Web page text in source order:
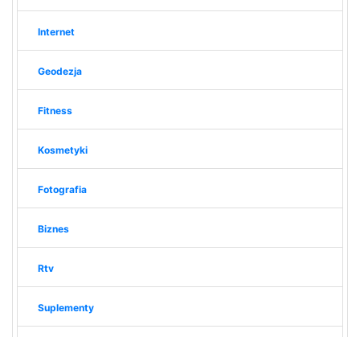
Internet
Geodezja
Fitness
Kosmetyki
Fotografia
Biznes
Rtv
Suplementy